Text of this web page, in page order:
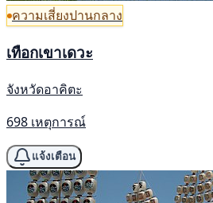
ความเสี่ยงปานกลาง
เทือกเขาเดวะ
จังหวัดอาคิตะ
698 เหตุการณ์
แจ้งเตือน